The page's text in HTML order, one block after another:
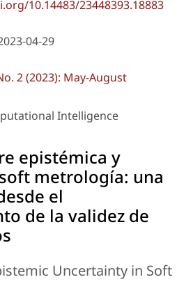
10.14483/23448393.18883
04-29
2 (2023): May-August
Intelligence
epistémica y
metrología: una
el
de la validez de
Uncertainty in Soft